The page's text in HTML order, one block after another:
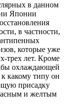
в данном
Японии
в частности,
которые уже
трех лет. Кроме
охлаждающей
какому типу он
присадку
и желтым